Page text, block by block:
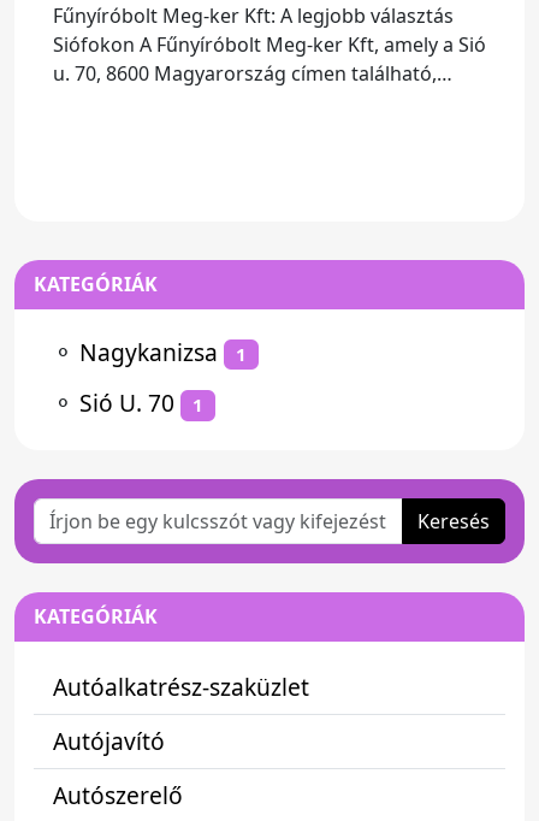
Fűnyíróbolt Meg-ker Kft: A legjobb választás
Siófokon A Fűnyíróbolt Meg-ker Kft, amely a Sió
u. 70, 8600 Magyarország címen található,
KATEGÓRIÁK
⚬ Nagykanizsa 1
⚬ Sió U. 70 1
Keresés
KATEGÓRIÁK
Autóalkatrész-szaküzlet
Autójavító
Autószerelő